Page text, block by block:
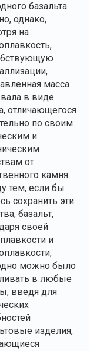
базальта.
однако,
на
масса
в виде
отличающегося
по своим
и
от
камня.
тем, если бы
сохранить эти
базальт,
своей
и
можно было
в любые
введя для
изделия,